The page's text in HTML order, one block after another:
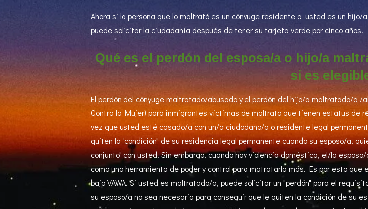
Ahora si la persona que lo maltrató es un cónyuge residente o usted es un
puede solicitar la ciudadanía después de tener su tarjeta verde por cinco años.
Qué es el perdón del esposa/a o hijo/a
si es
El perdón del cónyuge maltratado/abusado y el perdón del hijo/a maltratado/a /
Contra la Mujer) para inmigrantes víctimas de maltrato que tienen estatus de r
vez que usted esté casado/a con un/a ciudadano/a o residente legal
quiten la "condición" de su residencia legal permanente cuando su esposo/a,
conjunto" con usted. Sin embargo, cuando hay violencia doméstica, el/la
como una herramienta de poder y control para matratarla más. Es por esto
bajo VAWA. Si usted es maltratado/a, puede solicitar un "perdón" para el
su esposo/a no sea necesaria para conseguir que le quiten la condición de su